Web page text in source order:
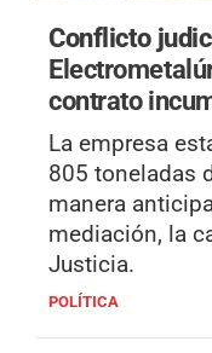
Conflicto
contrato
La empresa
805 toneladas
manera
mediación, la
Justicia.
POLÍTICA